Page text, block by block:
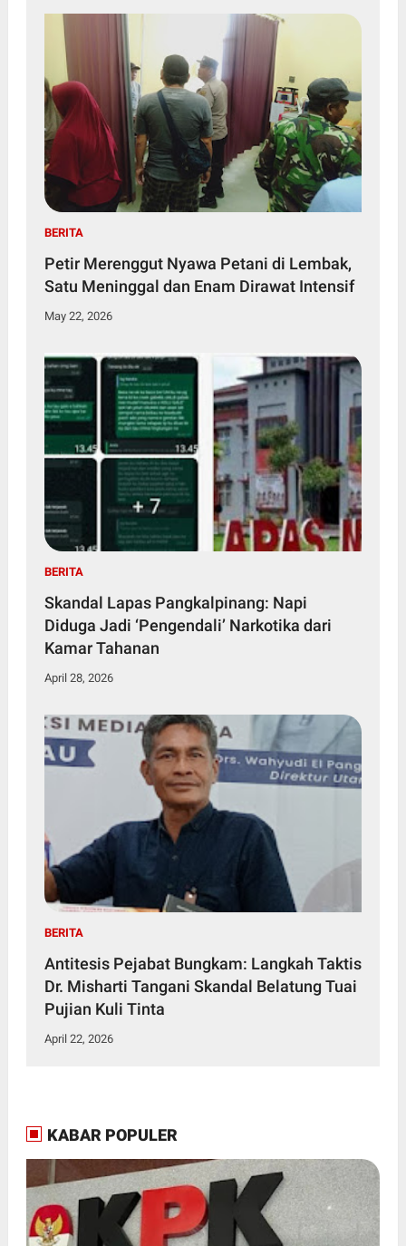
BERITA
Petir Merenggut Nyawa Petani di Lembak,
Satu Meninggal dan Enam Dirawat Intensif
May 22, 2026
BERITA
Skandal Lapas Pangkalpinang: Napi
Diduga Jadi ‘Pengendali’ Narkotika dari
Kamar Tahanan
April 28, 2026
BERITA
Antitesis Pejabat Bungkam: Langkah Taktis
Dr. Misharti Tangani Skandal Belatung Tuai
Pujian Kuli Tinta
April 22, 2026
KABAR POPULER